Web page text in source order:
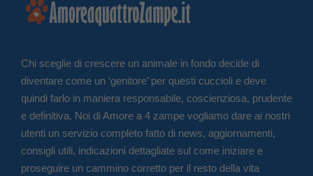
Chi sceglie di crescere un animale in fondo decide di
diventare come un ‘genitore’ per questi cuccioli e deve
quindi farlo in maniera responsabile, coscienziosa, prudente
e definitiva. Noi di Amore a 4 zampe vogliamo dare ai nostri
utenti un servizio completo fatto di news, aggiornamenti,
consigli utili, indicazioni dettagliate sul come iniziare e
proseguire un cammino corretto per il resto della vita